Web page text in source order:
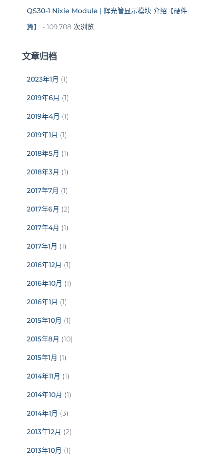
QS30-1 Nixie Module | 辉光管显示模块 介绍【硬件
篇】
- 109,708 次浏览
文章归档
2023年1月 (1)
2019年6月 (1)
2019年4月 (1)
2019年1月 (1)
2018年5月 (1)
2018年3月 (1)
2017年7月 (1)
2017年6月 (2)
2017年4月 (1)
2017年1月 (1)
2016年12月 (1)
2016年10月 (1)
2016年1月 (1)
2015年10月 (1)
2015年8月 (10)
2015年1月 (1)
2014年11月 (1)
2014年10月 (1)
2014年1月 (3)
2013年12月 (2)
2013年10月 (1)